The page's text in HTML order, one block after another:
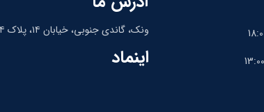
ونک، گاندی جنوبی، خیابان ۱۴، پلاک ۱۴، واحد ۹
اینماد